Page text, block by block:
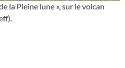
la Pleine lune », sur le volcan
de la Pleine lune